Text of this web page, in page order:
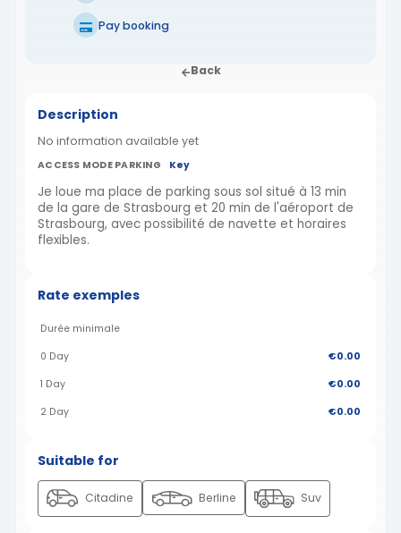
Pay booking
Back
Description
No information available yet
ACCESS MODE PARKING Key
Je loue ma place de parking sous sol situé à 13 min
de la gare de Strasbourg et 20 min de l'aéroport de
Strasbourg, avec possibilité de navette et horaires
flexibles.
Rate exemples
Durée minimale
0 Day €0.00
1 Day €0.00
2 Day €0.00
Suitable for
Citadine Berline Suv